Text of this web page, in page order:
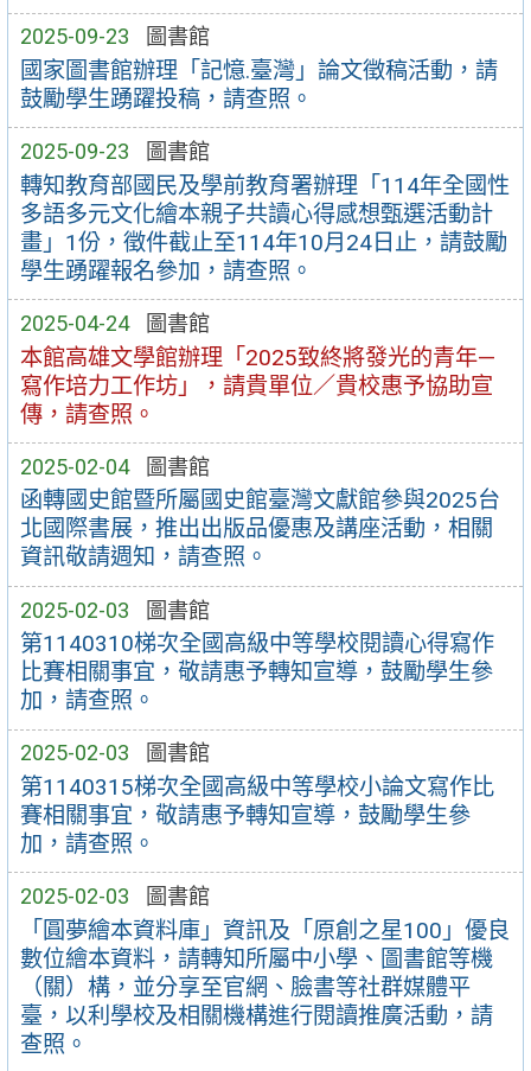
2025-09-23 圖書館
國家圖書館辦理「記憶.臺灣」論文徵稿活動，請
鼓勵學生踴躍投稿，請查照。
2025-09-23 圖書館
轉知教育部國民及學前教育署辦理「114年全國性
多語多元文化繪本親子共讀心得感想甄選活動計
畫」1份，徵件截止至114年10月24日止，請鼓勵
學生踴躍報名參加，請查照。
2025-04-24 圖書館
本館高雄文學館辦理「2025致終將發光的青年—
寫作培力工作坊」，請貴單位／貴校惠予協助宣
傳，請查照。
2025-02-04 圖書館
函轉國史館暨所屬國史館臺灣文獻館參與2025台
北國際書展，推出出版品優惠及講座活動，相關
資訊敬請週知，請查照。
2025-02-03 圖書館
第1140310梯次全國高級中等學校閱讀心得寫作
比賽相關事宜，敬請惠予轉知宣導，鼓勵學生參
加，請查照。
2025-02-03 圖書館
第1140315梯次全國高級中等學校小論文寫作比
賽相關事宜，敬請惠予轉知宣導，鼓勵學生參
加，請查照。
2025-02-03 圖書館
「圓夢繪本資料庫」資訊及「原創之星100」優良
數位繪本資料，請轉知所屬中小學、圖書館等機
（關）構，並分享至官網、臉書等社群媒體平
臺，以利學校及相關機構進行閱讀推廣活動，請
查照。